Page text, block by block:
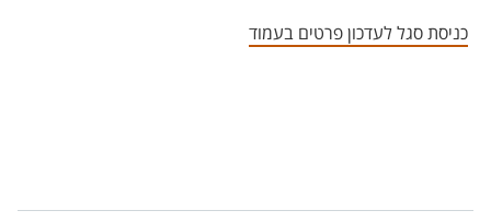
כניסת סגל לעדכון פרטים בעמוד